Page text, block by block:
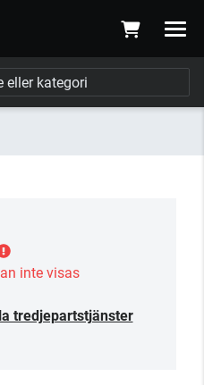
inte visas
tredjepartstjänster